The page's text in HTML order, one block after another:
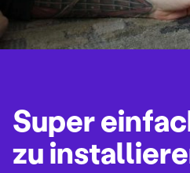
Super
zu